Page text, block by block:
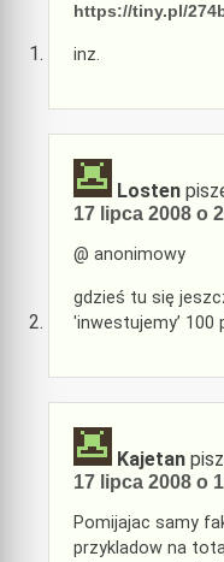
https://tiny.pl/
inz.
Losten
17 lipca 2008 o
@ anonimowy
gdzieś tu się
'inwestujemy’ 100
Kajetan
17 lipca 2008 o
Pomijajac samy
przykladow na